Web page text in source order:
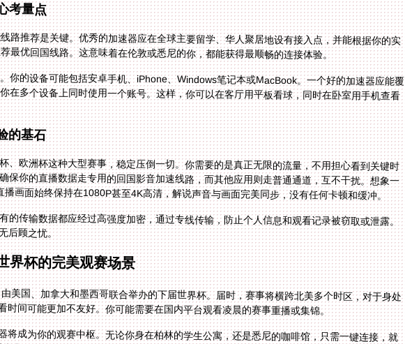
考量点
路推荐是关键。优秀的加速器应在全球主要留学、华人聚居地设有接入点，并能根据你的实
最优回国线路。这意味着在伦敦或悉尼的你，都能获得最顺畅的连接体验。
你的设备可能包括安卓手机、iPhone、Windows笔记本或MacBook。一个好的加速器应能覆
在多个设备上同时使用一个账号。这样，你可以在客厅用平板看球，同时在卧室用手机查看
的基石
、欧洲杯这种大型赛事，稳定压倒一切。你需要的是真正无限的流量，不用担心看到关键时
保你的直播数据走专用的回国影音加速线路，而其他应用则走普通通道，互不干扰。想象一
画面始终保持在1080P甚至4K高清，解说声音与画面完美同步，没有任何卡顿和缓冲。
的传输数据都应经过高强度加密，通过专线传输，防止个人信息和观看记录被窃取或泄露。
后顾之忧。
界杯的完美观赛场景
美国、加拿大和墨西哥联合举办的下届世界杯。届时，赛事将横跨北美多个时区，对于身处
时间可能更加不友好。你可能需要在国内平台观看凌晨的赛事重播或集锦。
将成为你的观赛中枢。无论你身在柏林的学生公寓，还是悉尼的咖啡馆，只需一键连接，就
畅打开央视频，观看带有浓厚乡音的专业赛后分析；也可以登录腾讯体育，参与国内球迷的
大的售后保障和专业的技术团队7x24小时待命，确保在世界杯这样的关键时期，任何网络问